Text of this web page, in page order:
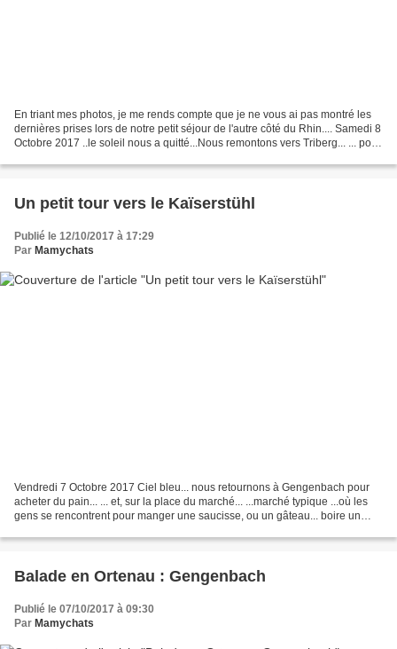
En triant mes photos, je me rends compte que je ne vous ai pas montré les
dernières prises lors de notre petit séjour de l'autre côté du Rhin.... Samedi 8
Octobre 2017 ..le soleil nous a quitté...Nous remontons vers Triberg... ... pour
Un petit tour vers le Kaïserstühl
Publié le 12/10/2017 à 17:29
Par Mamychats
Vendredi 7 Octobre 2017 Ciel bleu... nous retournons à Gengenbach pour
acheter du pain... ... et, sur la place du marché... ...marché typique ...où les
gens se rencontrent pour manger une saucisse, ou un gâteau... boire un
Balade en Ortenau : Gengenbach
Publié le 07/10/2017 à 09:30
Par Mamychats